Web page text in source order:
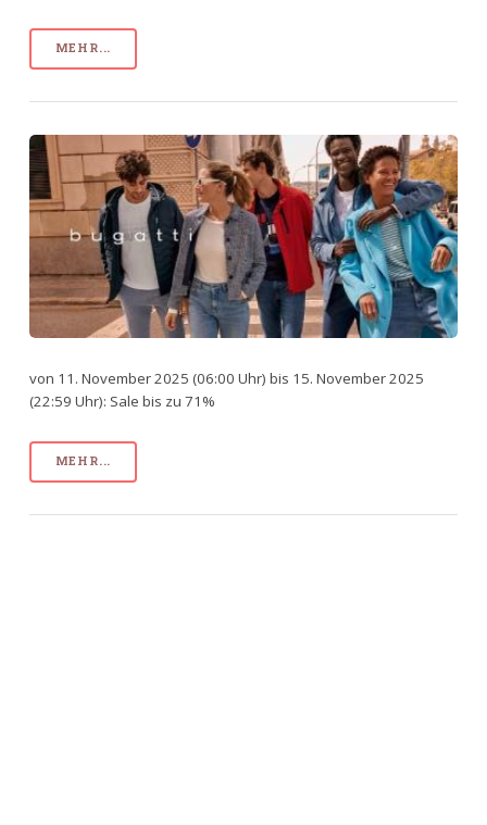
MEHR...
von 11. November 2025 (06:00 Uhr) bis 15. November 2025
(22:59 Uhr): Sale bis zu 71%
MEHR...